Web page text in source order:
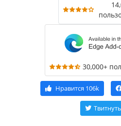
30,000+
Нравится 106k
Твитнуть